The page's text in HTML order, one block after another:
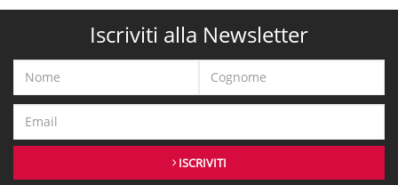
Iscriviti alla Newsletter
ISCRIVITI